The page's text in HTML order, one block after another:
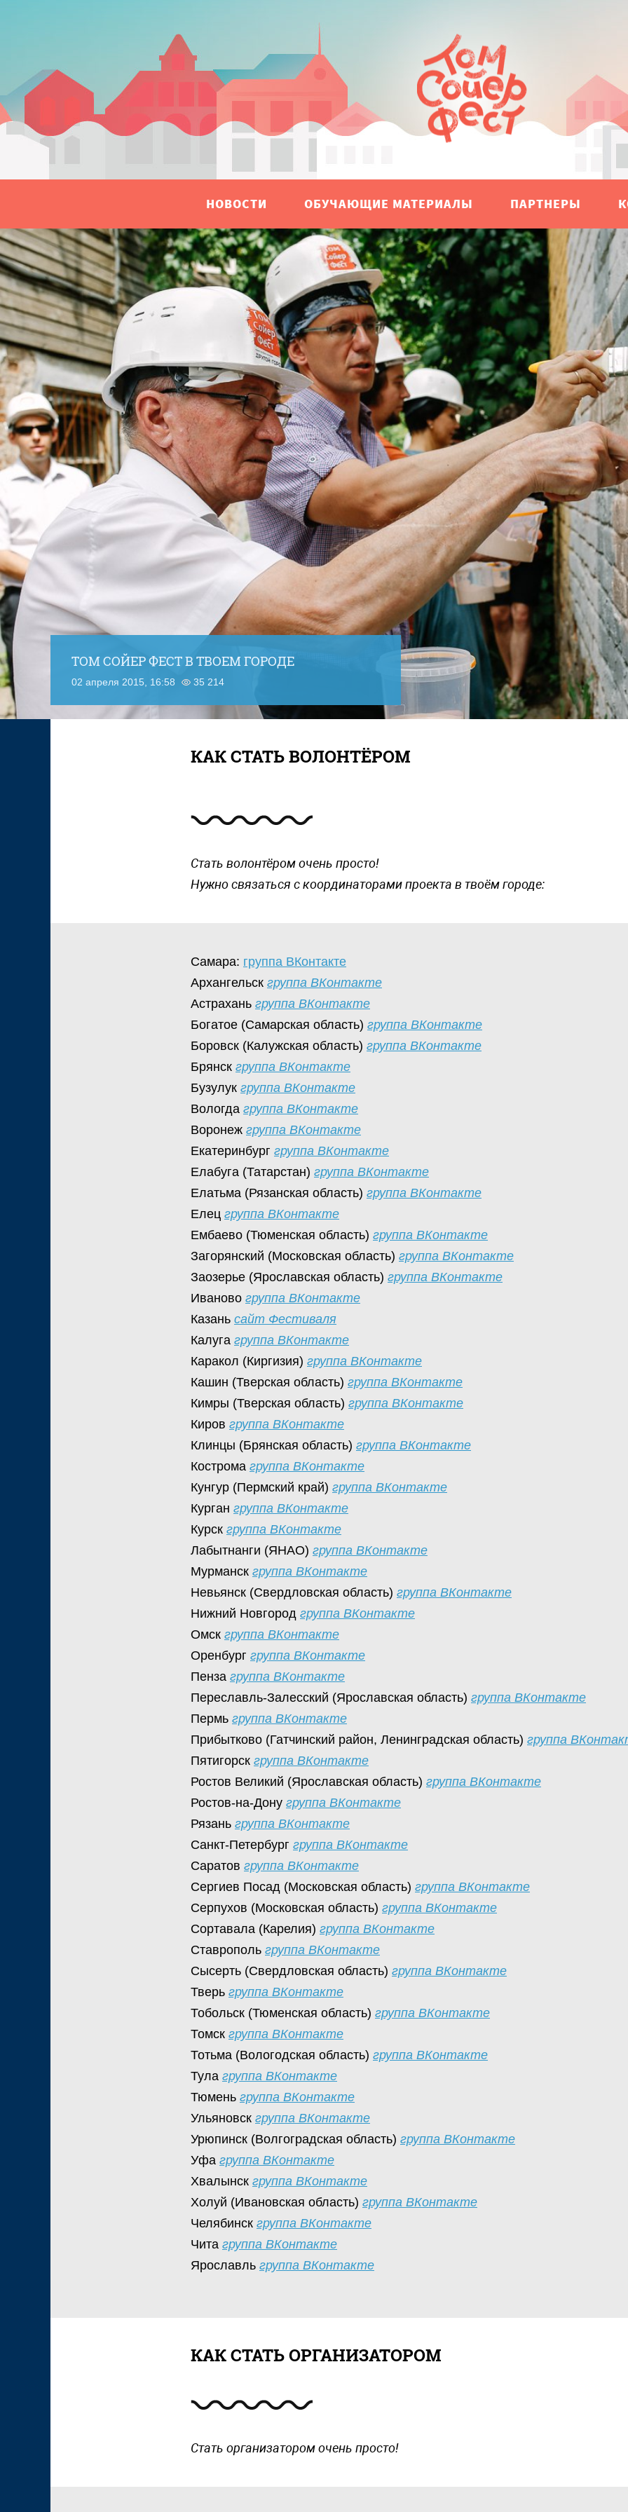
НОВОСТИ ОБУЧАЮЩИЕ МАТЕРИАЛЫ ПАРТНЕРЫ
ТОМ СОЙЕР ФЕСТ В ТВОЕМ ГОРОДЕ
02 апреля 2015, 16:58 35 214
КАК СТАТЬ ВОЛОНТЁРОМ
Стать волонтёром очень просто!
Нужно связаться с координаторами проекта в твоём городе:
Самара: группа ВКонтакте
Архангельск группа ВКонтакте
Астрахань группа ВКонтакте
Богатое (Самарская область) группа ВКонтакте
Боровск (Калужская область) группа ВКонтакте
Брянск группа ВКонтакте
Бузулук группа ВКонтакте
Вологда группа ВКонтакте
Воронеж группа ВКонтакте
Екатеринбург группа ВКонтакте
Елабуга (Татарстан) группа ВКонтакте
Елатьма (Рязанская область) группа ВКонтакте
Елец группа ВКонтакте
Ембаево (Тюменская область) группа ВКонтакте
Загорянский (Московская область) группа ВКонтакте
Заозерье (Ярославская область) группа ВКонтакте
Иваново группа ВКонтакте
Казань сайт Фестиваля
Калуга группа ВКонтакте
Каракол (Киргизия) группа ВКонтакте
Кашин (Тверская область) группа ВКонтакте
Кимры (Тверская область) группа ВКонтакте
Киров группа ВКонтакте
Клинцы (Брянская область) группа ВКонтакте
Кострома группа ВКонтакте
Кунгур (Пермский край) группа ВКонтакте
Курган группа ВКонтакте
Курск группа ВКонтакте
Лабытнанги (ЯНАО) группа ВКонтакте
Мурманск группа ВКонтакте
Невьянск (Свердловская область) группа ВКонтакте
Нижний Новгород группа ВКонтакте
Омск группа ВКонтакте
Оренбург группа ВКонтакте
Пенза группа ВКонтакте
Переславль-Залесский (Ярославская область) группа ВКонтакте
Пермь группа ВКонтакте
Прибытково (Гатчинский район, Ленинградская область) группа
Пятигорск группа ВКонтакте
Ростов Великий (Ярославская область) группа ВКонтакте
Ростов-на-Дону группа ВКонтакте
Рязань группа ВКонтакте
Санкт-Петербург группа ВКонтакте
Саратов группа ВКонтакте
Сергиев Посад (Московская область) группа ВКонтакте
Серпухов (Московская область) группа ВКонтакте
Сортавала (Карелия) группа ВКонтакте
Ставрополь группа ВКонтакте
Сысерть (Свердловская область) группа ВКонтакте
Тверь группа ВКонтакте
Тобольск (Тюменская область) группа ВКонтакте
Томск группа ВКонтакте
Тотьма (Вологодская область) группа ВКонтакте
Тула группа ВКонтакте
Тюмень группа ВКонтакте
Ульяновск группа ВКонтакте
Урюпинск (Волгоградская область) группа ВКонтакте
Уфа группа ВКонтакте
Хвалынск группа ВКонтакте
Холуй (Ивановская область) группа ВКонтакте
Челябинск группа ВКонтакте
Чита группа ВКонтакте
Ярославль группа ВКонтакте
КАК СТАТЬ ОРГАНИЗАТОРОМ
Стать организатором очень просто!